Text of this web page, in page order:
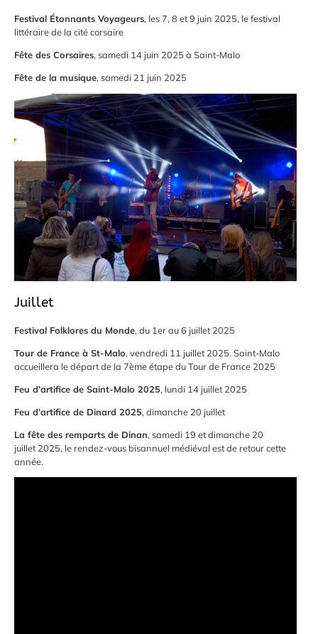
Festival Étonnants Voyageurs, les 7, 8 et 9 juin 2025, le festival
littéraire de la cité corsaire
Fête des Corsaires, samedi 14 juin 2025 à Saint-Malo
Fête de la musique, samedi 21 juin 2025
Juillet
Festival Folklores du Monde, du 1er au 6 juillet 2025
Tour de France à St-Malo, vendredi 11 juillet 2025. Saint-Malo
accueillera le départ de la 7ème étape du Tour de France 2025
Feu d’artifice de Saint-Malo 2025, lundi 14 juillet 2025
Feu d’artifice de Dinard 2025, dimanche 20 juillet
La fête des remparts de Dinan, samedi 19 et dimanche 20
juillet 2025, le rendez-vous bisannuel médiéval est de retour cette
année.